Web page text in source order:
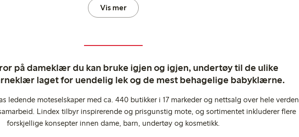
Vis mer
på dameklær du kan bruke igjen og igjen, undertøy til de ulike
laget for uendelig lek og de mest behagelige babyklærne.
ledende moteselskaper med ca. 440 butikker i 17 markeder og nettsalg over hele verden
Lindex tilbyr inspirerende og prisgunstig mote, og sortimentet inkluderer flere
forskjellige konsepter innen dame, barn, undertøy og kosmetikk.